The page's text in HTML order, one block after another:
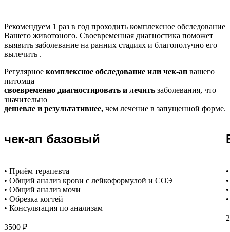
Рекомендуем 1 раз в год проходить комплексное обследование
Вашего животоного. Своевременная диагностика поможет
выявить заболевание на ранних стадиях и благополучно его
вылечить .
Регулярное комплексное обследование или чек-ап вашего
питомца
своевременно диагностировать и лечить заболевания, что
значительно
дешевле и результативнее, чем лечение в запущенной форме.
чек-ап базовый
• Приём терапевта
• Общий анализ крови с лейкоформулой и СОЭ
• Общий анализ мочи
• Обрезка когтей
• Консультация по анализам
3500 ₽